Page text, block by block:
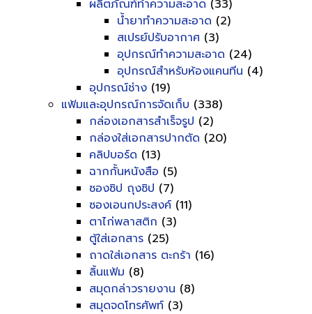
ผลิตภัณฑ์ทำความสะอาด (33)
น้ำยาทำความสะอาด (2)
สเปรย์ปรับอากาศ (3)
อุปกรณ์ทำความสะอาด (24)
อุปกรณ์สำหรับห้องแคนทีน (4)
อุปกรณ์ช่าง (19)
แฟ้มและอุปกรณ์การจัดเก็บ (338)
กล่องเอกสารสำเร็จรูป (2)
กล่องใส่เอกสารปากตัด (20)
คลิปบอร์ด (13)
ฉากกั้นหนังสือ (5)
ซองซิป ถุงซิป (7)
ซองเอนกประสงค์ (11)
ตาไก่พลาสติก (3)
ตู้ใส่เอกสาร (25)
ถาดใส่เอกสาร ตะกร้า (16)
ลิ้นแฟ้ม (8)
สมุดกล่าวรายงาน (8)
สมุดจดโทรศัพท์ (3)